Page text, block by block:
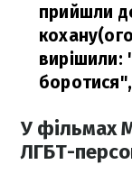
прийшли
вирішили:
боротися",
У фільмах
ЛГБТ-